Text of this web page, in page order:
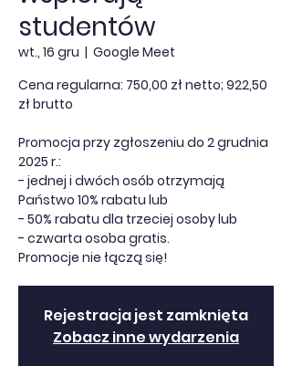
studentów
wt., 16 gru
  |
Google Meet
Cena regularna: 750,00 zł netto; 922,50
zł brutto
Promocja przy zgłoszeniu do 2 grudnia
2025 r.:
- jednej i dwóch osób otrzymają
Państwo 10% rabatu lub
- 50% rabatu dla trzeciej osoby lub
- czwarta osoba gratis.
Promocje nie łączą się!
Rejestracja jest zamknięta
Zobacz inne wydarzenia